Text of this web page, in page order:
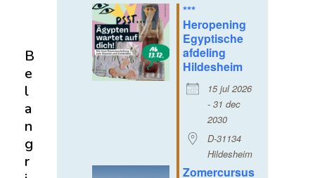
***
Heropening
Egyptische
afdeling
Hildesheim
15 jul 2026
- 31 dec
2030
D-31134
Hildesheim
Zomercursus
B
e
l
a
n
g
r